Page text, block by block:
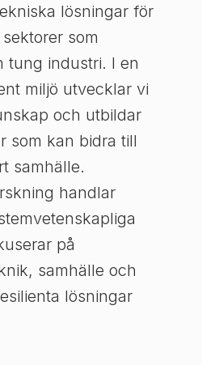
lösningar för
som
tung industri. I en
miljö utvecklar vi
och utbildar
som kan bidra till
samhälle.
handlar
på
samhälle och
lösningar